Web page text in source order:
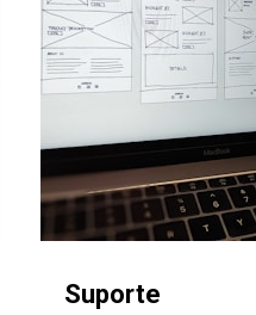
Suporte